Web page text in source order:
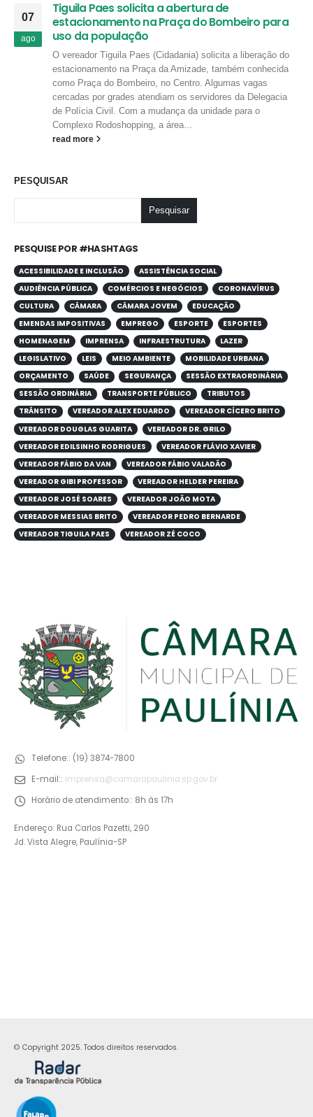
07
ago
Tiguila Paes solicita a abertura de
estacionamento na Praça do Bombeiro para
uso da população
O vereador Tiguila Paes (Cidadania) solicita a liberação do
estacionamento na Praça da Amizade, também conhecida
como Praça do Bombeiro, no Centro. Algumas vagas
cercadas por grades atendiam os servidores da Delegacia
de Polícia Civil. Com a mudança da unidade para o
Complexo Rodoshopping, a área...
read more
PESQUISAR
Pesquisar
PESQUISE POR #HASHTAGS
ACESSIBILIDADE E INCLUSÃO
ASSISTÊNCIA SOCIAL
AUDIÊNCIA PÚBLICA
COMÉRCIOS E NEGÓCIOS
CORONAVÍRUS
CULTURA
CÂMARA CÂMARA JOVEM
EDUCAÇÃO
EMENDAS IMPOSITIVAS
EMPREGO ESPORTE
ESPORTES
HOMENAGEM
IMPRENSA INFRAESTRUTURA
LAZER
LEGISLATIVO
LEIS MEIO AMBIENTE
MOBILIDADE URBANA
ORÇAMENTO
SAÚDE SEGURANÇA
SESSÃO EXTRAORDINÁRIA
SESSÃO ORDINÁRIA
TRANSPORTE PÚBLICO
TRIBUTOS
TRÂNSITO
VEREADOR ALEX EDUARDO
VEREADOR CÍCERO BRITO
VEREADOR DOUGLAS GUARITA
VEREADOR DR. GRILO
VEREADOR EDILSINHO RODRIGUES
VEREADOR FLÁVIO XAVIER
VEREADOR FÁBIO DA VAN
VEREADOR FÁBIO VALADÃO
VEREADOR GIBI PROFESSOR
VEREADOR HELDER PEREIRA
VEREADOR JOSÉ SOARES
VEREADOR JOÃO MOTA
VEREADOR MESSIAS BRITO
VEREADOR PEDRO BERNARDE
VEREADOR TIGUILA PAES
VEREADOR ZÉ COCO
Telefone:: (19) 3874-7800
E-mail:: imprensa@camarapaulinia.sp.gov.br
Horário de atendimento:: 8h às 17h
Endereço: Rua Carlos Pazetti, 290
Jd. Vista Alegre, Paulínia-SP
© Copyright 2025. Todos direitos reservados.